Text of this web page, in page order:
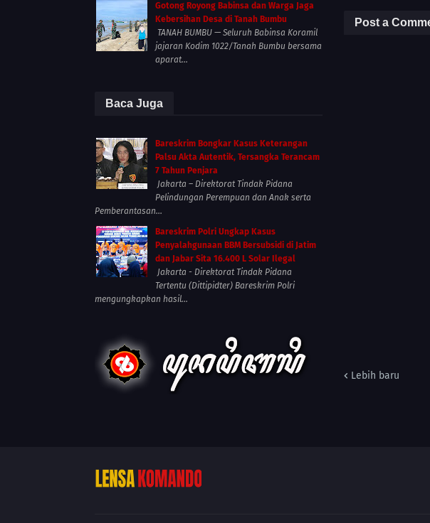
Post a
Lebih baru
Gotong Royong Babinsa dan Warga Jaga
Kebersihan Desa di Tanah Bumbu
TANAH BUMBU — Seluruh Babinsa Koramil
jajaran Kodim 1022/Tanah Bumbu bersama
aparat...
Baca Juga
Bareskrim Bongkar Kasus Keterangan
Palsu Akta Autentik, Tersangka Terancam
7 Tahun Penjara
Jakarta – Direktorat Tindak Pidana
Pelindungan Perempuan dan Anak serta
Pemberantasan...
Bareskrim Polri Ungkap Kasus
Penyalahgunaan BBM Bersubsidi di Jatim
dan Jabar Sita 16.400 L Solar Ilegal
Jakarta - Direktorat Tindak Pidana
Tertentu (Dittipidter) Bareskrim Polri
mengungkapkan hasil...